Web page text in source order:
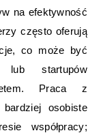
na efektywność
często oferują
co może być
startupów
Praca z
osobiste
współpracy;